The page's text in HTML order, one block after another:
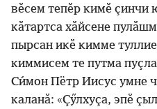
вӗсем тепӗр кимӗ ҫинчи
кӑтартса хӑйсене
пырсан икӗ кимме
киммисем те путма
Си́мон Пётр Иисус умне
каланӑ: «Ҫӳлхуҫа, эпӗ